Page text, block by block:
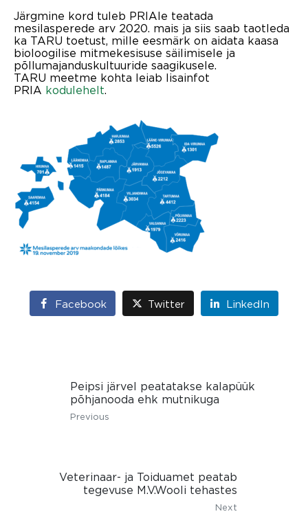
Järgmine kord tuleb PRIAle teatada
mesilasperede arv 2020. mais ja siis saab taotleda
ka TARU toetust, mille eesmärk on aidata kaasa
bioloogilise mitmekesisuse säilimisele ja
põllumajanduskultuuride saagikusele.
TARU meetme kohta leiab lisainfot
PRIA kodulehelt.
Facebook Twitter LinkedIn
Peipsi järvel peatatakse kalapüük
põhjanooda ehk mutnikuga
Previous
Veterinaar- ja Toiduamet peatab
tegevuse M.V.Wooli tehastes
Next